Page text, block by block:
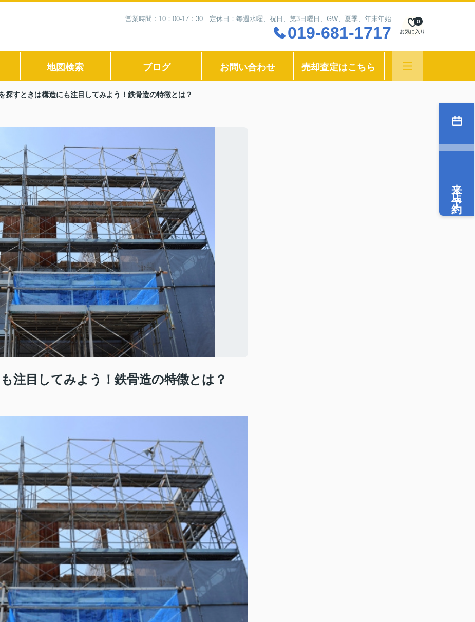
営業時間：10：00-17：30 定休日：毎週水曜、祝日、第3日曜日、GW、夏季、年末年始
019-681-1717 お気に入り
0
地図検索 ブログ お問い合わせ 売却査定はこちら
探すときは構造にも注目してみよう！鉄骨造の特徴とは？
注目してみよう！鉄骨造の特徴とは？
来店予約